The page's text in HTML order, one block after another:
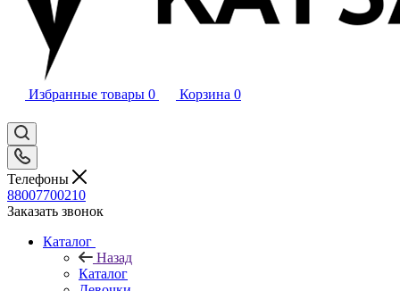
Избранные товары 0 Корзина 0
Телефоны
88007700210
Заказать звонок
Каталог
Назад
Каталог